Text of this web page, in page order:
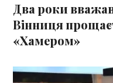
Два роки
Вінниця
«Хамером»